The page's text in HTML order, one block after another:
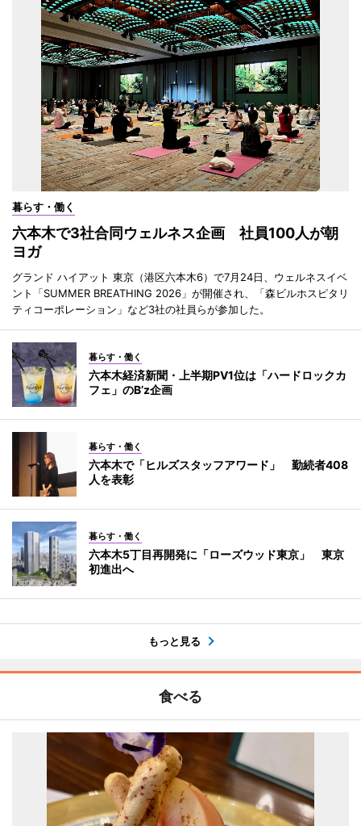
暮らす・働く
六本木で3社合同ウェルネス企画 社員100人が朝
ヨガ
グランド ハイアット 東京（港区六本木6）で7月24日、ウェルネスイベ
ント「SUMMER BREATHING 2026」が開催され、「森ビルホスピタリ
ティコーポレーション」など3社の社員らが参加した。
暮らす・働く
六本木経済新聞・上半期PV1位は「ハードロックカ
フェ」のB’z企画
暮らす・働く
六本木で「ヒルズスタッフアワード」 勤続者408
人を表彰
暮らす・働く
六本木5丁目再開発に「ローズウッド東京」 東京
初進出へ
もっと見る
食べる